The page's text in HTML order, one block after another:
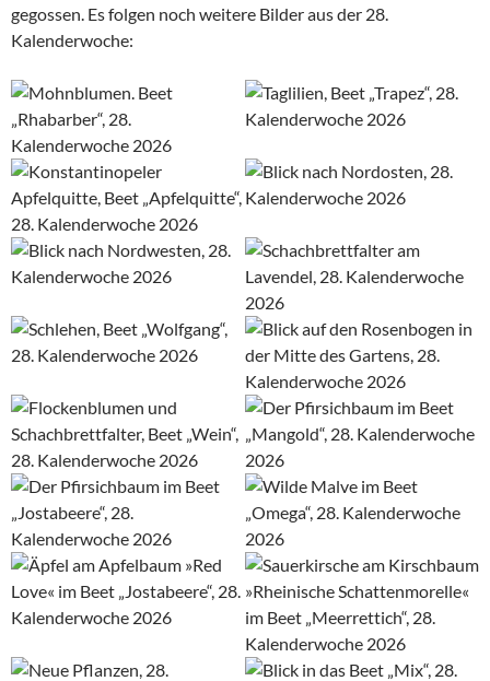
gegossen. Es folgen noch weitere Bilder aus der 28.
Kalenderwoche: